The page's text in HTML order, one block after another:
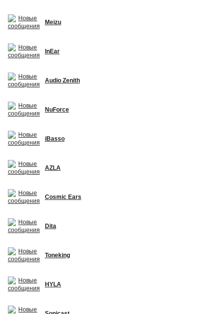
Meizu
InEar
Audio Zenith
NuForce
iBasso
AZLA
Cosmic Ears
Dita
Toneking
HYLA